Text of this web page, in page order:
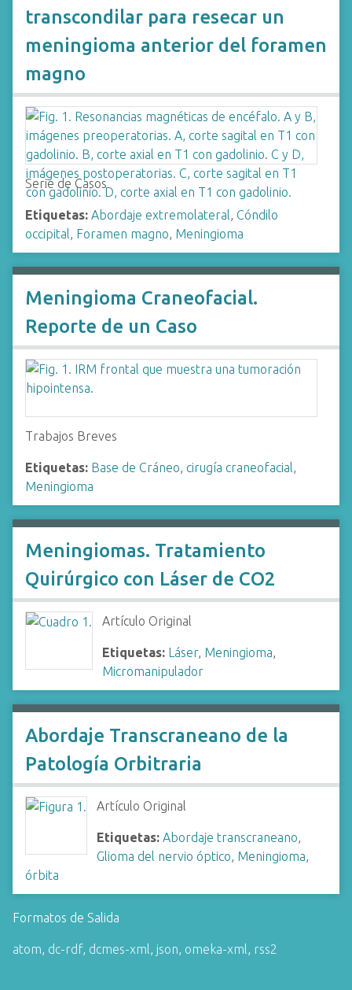
transcondilar para resecar un
meningioma anterior del foramen
magno
Serie de Casos
Etiquetas: Abordaje extremolateral, Cóndilo
occipital, Foramen magno, Meningioma
Meningioma Craneofacial.
Reporte de un Caso
Trabajos Breves
Etiquetas: Base de Cráneo, cirugía craneofacial,
Meningioma
Meningiomas. Tratamiento
Quirúrgico con Láser de CO2
Artículo Original
Etiquetas: Láser, Meningioma,
Micromanipulador
Abordaje Transcraneano de la
Patología Orbitraria
Artículo Original
Etiquetas: Abordaje transcraneano,
Glioma del nervio óptico, Meningioma,
órbita
Formatos de Salida
atom, dc-rdf, dcmes-xml, json, omeka-xml, rss2